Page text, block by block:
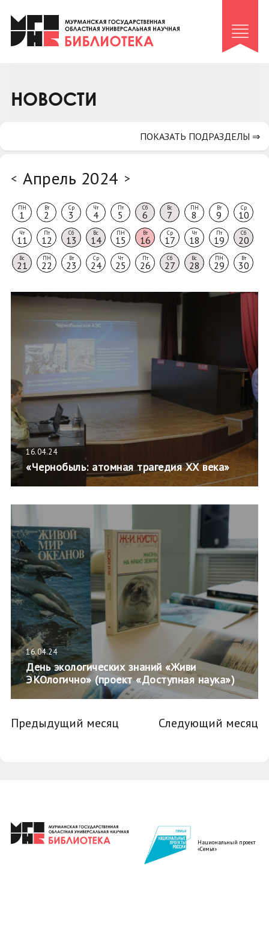
Клуб «Гиря и сельдерей»
Клуб «Семейный архив»
Коллегам
НОВОСТИ
< Апрель 2024 >
ПН
1
Вт
2
Ср
3
Чт
4
Пт
5
Сб
6
Вс
7
ПН
8
Вт
9
Ср
10
Чт
11
Пт
12
Сб
13
Вс
14
ПН
15
Вт
16
Ср
17
Чт
18
Пт
19
Сб
20
Вс
21
ПН
22
Вт
23
Ср
24
Чт
25
Пт
26
Сб
27
Вс
28
ПН
29
Вт
30
16.04.24
«Чернобыль: атомная трагедия ХХ века»
16.04.24
День экологических знаний «Живи
ЭКОлогично» (проект «Доступная наука»)
Предыдущий месяц Следующий месяц
ПОКАЗАТЬ ПОДРАЗДЕЛЫ ⇒
Национальный проект
«Семья»